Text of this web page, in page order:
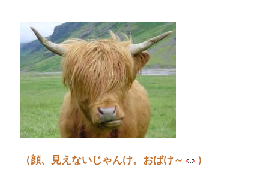
（顔、見えないじゃんけ。おばけ～ ）